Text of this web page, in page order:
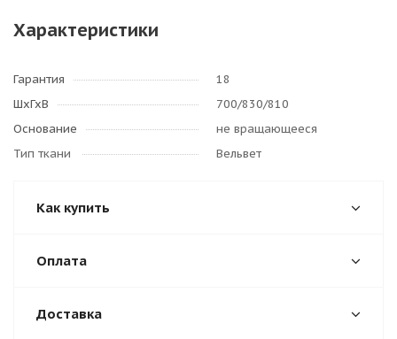
Характеристики
Гарантия
18
ШхГхВ
700/830/810
Основание
не вращающееся
Тип ткани
Вельвет
Как купить
Оплата
Доставка